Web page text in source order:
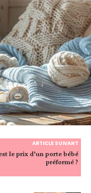
ARTICLE SUIVANT
le prix d’un porte bébé
préformé ?